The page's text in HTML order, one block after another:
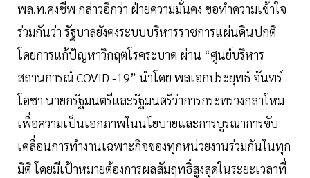
พล.ท.คงชีพ กล่าวอีกว่า ฝ่ายความมั่นคง ขอทำความเข้าใจ
ร่วมกันว่า รัฐบาลยังคงระบบบริหารราชการแผ่นดินปกติ
โดยการแก้ปัญหาวิกฤตโรคระบาด ผ่าน “ศูนย์บริหาร
สถานการณ์ COVID -19” นำโดย พลเอกประยุทธ์ จันทร์
โอชา นายกรัฐมนตรีและรัฐมนตรีว่าการกระทรวงกลาโหม
เพื่อความเป็นเอกภาพในนโยบายและการบูรณาการขับ
เคลื่อนการทำงานเฉพาะกิจของทุกหน่วยงานร่วมกันในทุก
มิติ โดยมีเป้าหมายต้องการผลสัมฤทธิ์สูงสุดในระยะเวลาที่